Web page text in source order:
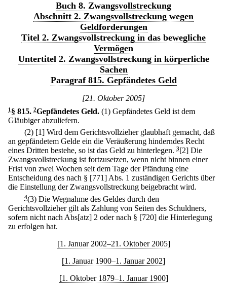
Buch 8. Zwangsvollstreckung
Abschnitt 2. Zwangsvollstreckung wegen
Geldforderungen
Titel 2. Zwangsvollstreckung in das bewegliche
Vermögen
Untertitel 2. Zwangsvollstreckung in körperliche
Sachen
Paragraf 815. Gepfändetes Geld
[21. Oktober 2005]
1 § 815. 2Gepfändetes Geld. (1) Gepfändetes Geld ist dem
Gläubiger abzuliefern.
(2) [1] Wird dem Gerichtsvollzieher glaubhaft gemacht, daß
an gepfändetem Gelde ein die Veräußerung hinderndes Recht
eines Dritten bestehe, so ist das Geld zu hinterlegen. 3[2] Die
Zwangsvollstreckung ist fortzusetzen, wenn nicht binnen einer
Frist von zwei Wochen seit dem Tage der Pfändung eine
Entscheidung des nach § [771] Abs. 1 zuständigen Gerichts über
die Einstellung der Zwangsvollstreckung beigebracht wird.
4(3) Die Wegnahme des Geldes durch den
Gerichtsvollzieher gilt als Zahlung von Seiten des Schuldners,
sofern nicht nach Abs[atz] 2 oder nach § [720] die Hinterlegung
zu erfolgen hat.
[1. Januar 2002–21. Oktober 2005]
[1. Januar 1900–1. Januar 2002]
[1. Oktober 1879–1. Januar 1900]